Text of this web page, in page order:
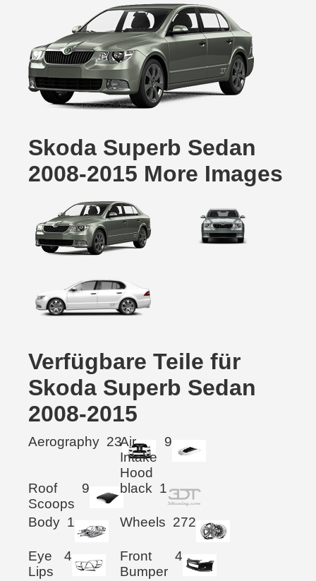
Skoda Superb Sedan
2008-2015 More Images
Verfügbare Teile für
Skoda Superb Sedan
2008-2015
Aerography 23Air
Intake
Hood
9
Roof
Scoops
9 black 1
Body 1 Wheels 272
Eye
Lips
4
Front
Bumper
4